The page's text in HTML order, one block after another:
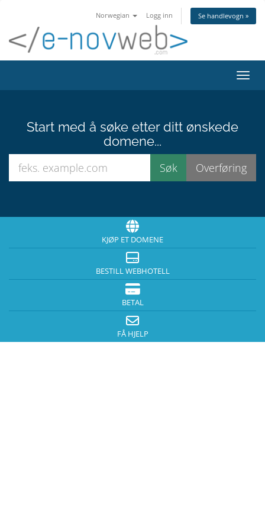
Norwegian Logg inn Se handlevogn »
Bytt
Start med å søke etter ditt ønskede
domene...
KJØP ET DOMENE
BESTILL WEBHOTELL
BETAL
FÅ HJELP